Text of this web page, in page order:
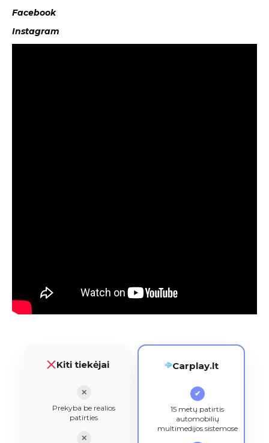
Facebook
Instagram
Kiti tiekėjai
✕
Prekyba be realios
patirties
✕
Carplay.lt
✔
15 metų patirtis
automobilių
multimedijos sistemose